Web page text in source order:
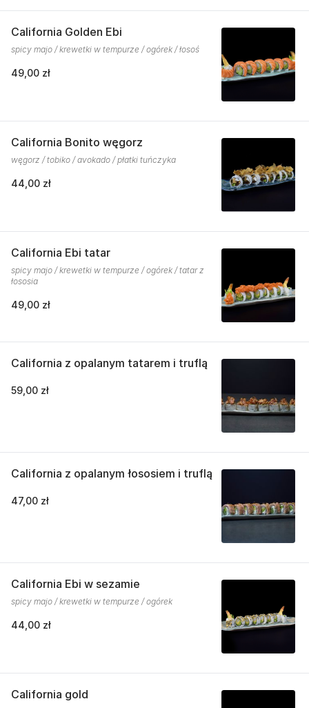
California Golden Ebi
spicy majo / krewetki w tempurze / ogórek / łosoś
49,00 zł
California Bonito węgorz
węgorz / tobiko / avokado / płatki tuńczyka
44,00 zł
California Ebi tatar
spicy majo / krewetki w tempurze / ogórek / tatar z
łososia
49,00 zł
California z opalanym tatarem i truflą
59,00 zł
California z opalanym łososiem i truflą
47,00 zł
California Ebi w sezamie
spicy majo / krewetki w tempurze / ogórek
44,00 zł
California gold